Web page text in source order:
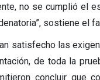
no se cumplió el
sostiene el
satisfecho las
de toda la
concluir que